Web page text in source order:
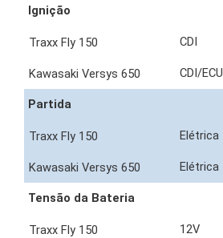
Ignição
CDI
CDI/ECU
Partida
Elétrica
Elétrica
Tensão da Bateria
12V